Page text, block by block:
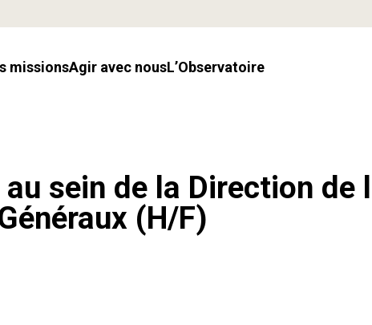
missions Agir avec nous l’Observatoire
sein de la Direction de
(H/F)